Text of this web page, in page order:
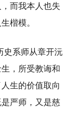
而我本人也失
楷模。
史系师从章开沅
，所受教诲和
生的价值取向
严师，又是慈